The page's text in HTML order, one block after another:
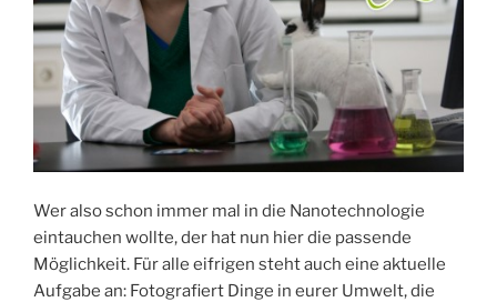
Wer also schon immer mal in die Nanotechnologie
eintauchen wollte, der hat nun hier die passende
Möglichkeit. Für alle eifrigen steht auch eine aktuelle
Aufgabe an: Fotografiert Dinge in eurer Umwelt, die